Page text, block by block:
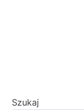
Szukaj